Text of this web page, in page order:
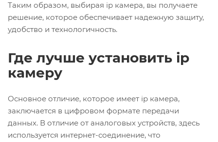
Таким образом, выбирая ip камера, вы получаете
решение, которое обеспечивает надежную защиту,
удобство и технологичность.
Где лучше установить ip
камеру
Основное отличие, которое имеет ip камера,
заключается в цифровом формате передачи
данных. В отличие от аналоговых устройств, здесь
используется интернет-соединение, что